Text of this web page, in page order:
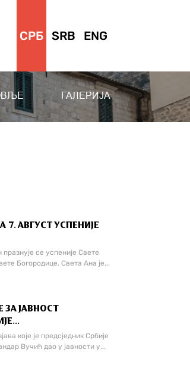
СРБ SRB ENG
ГАЛЕРИЈА
7. АВГУСТ УСПЕНИЈЕ
се успеније Свете
Богородице. Света Ана је...
ЈАВНОСТ
које је предсједник Србије
Вучић дао у јавности у...